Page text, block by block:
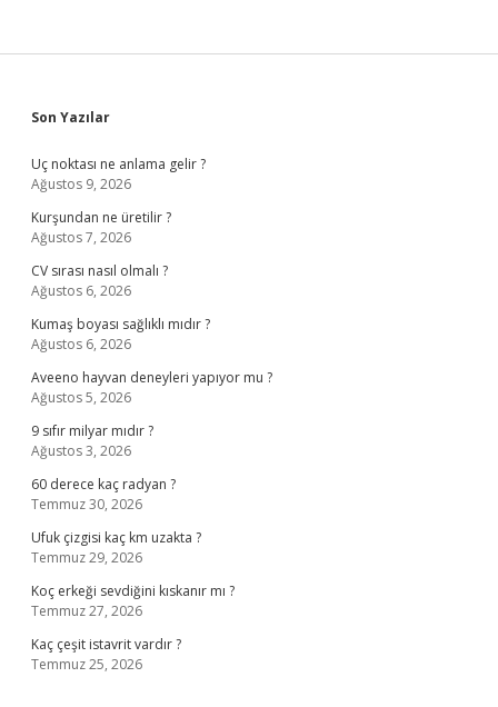
Sidebar
Son Yazılar
Uç noktası ne anlama gelir ?
Ağustos 9, 2026
Kurşundan ne üretilir ?
Ağustos 7, 2026
CV sırası nasıl olmalı ?
Ağustos 6, 2026
Kumaş boyası sağlıklı mıdır ?
Ağustos 6, 2026
Aveeno hayvan deneyleri yapıyor mu ?
Ağustos 5, 2026
9 sıfır milyar mıdır ?
Ağustos 3, 2026
60 derece kaç radyan ?
Temmuz 30, 2026
Ufuk çizgisi kaç km uzakta ?
Temmuz 29, 2026
Koç erkeği sevdiğini kıskanır mı ?
Temmuz 27, 2026
Kaç çeşit istavrit vardır ?
Temmuz 25, 2026